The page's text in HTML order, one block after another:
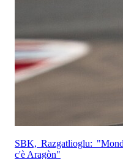
SBK, Razgatlioglu:
c'è Aragòn"